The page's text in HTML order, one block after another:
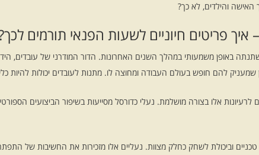
האישה והילדים, לא כך?
פריטים חיוניים לשעות הפנאי תורמים
שמעניק להם חופש בעולם העבודה ומחוצה לו. מתנות לעובדים יכולות להיות
לרעיונות אלו בצורה מושלמת. נעלי כדורסל מסייעות בשיפור הביצועים
טכניים וביכולת לשחק כחלק מצוות. נעליים אלו מזכירות את החשיבות